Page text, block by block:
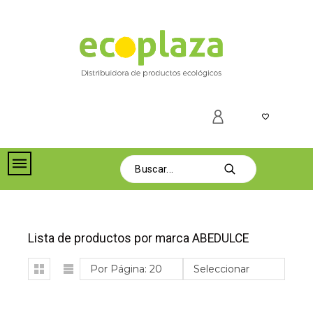
Lista de productos por marca ABEDULCE
Por Página: 20 Seleccionar